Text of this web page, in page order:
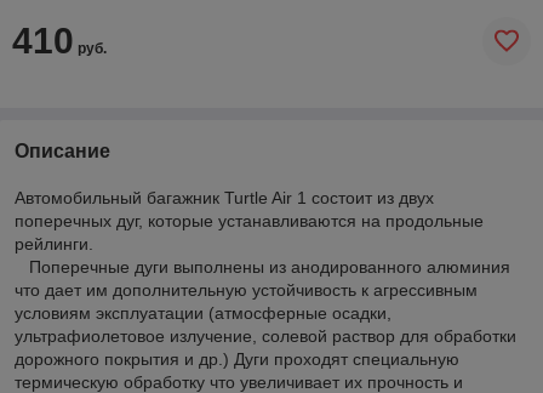
410 руб.
Описание
Автомобильный багажник Turtle Air 1 состоит из двух
поперечных дуг, которые устанавливаются на продольные
рейлинги.
Поперечные дуги выполнены из анодированного алюминия
что дает им дополнительную устойчивость к агрессивным
условиям эксплуатации (атмосферные осадки,
ультрафиолетовое излучение, солевой раствор для обработки
дорожного покрытия и др.) Дуги проходят специальную
термическую обработку что увеличивает их прочность и